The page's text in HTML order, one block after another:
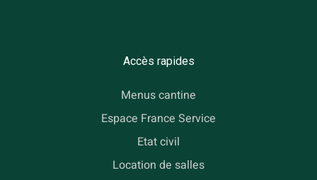
Accès rapides
Menus cantine
Espace France Service
Etat civil
Location de salles